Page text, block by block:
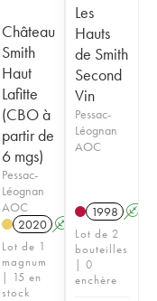
T
Château
Smith
Haut
Lafitte
(CBO à
partir de
6 mgs)
Pessac-
Léognan
AOC
2020 A
Lot de 1
magnum
| 15 en
stock
Les
Hauts
de Smith
Second
Vin
Pessac-
Léognan
AOC
1998 A
Lot de 2
bouteilles
| 0
enchère